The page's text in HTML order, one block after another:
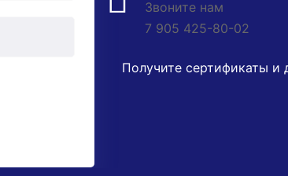
Звоните нам
7 905 425-80-02
Получите сертификаты и